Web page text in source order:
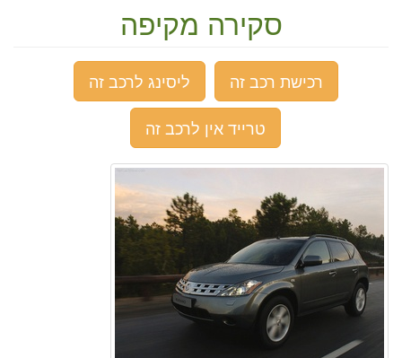
סקירה מקיפה
רכישת רכב זה
ליסינג לרכב זה
טרייד אין לרכב זה